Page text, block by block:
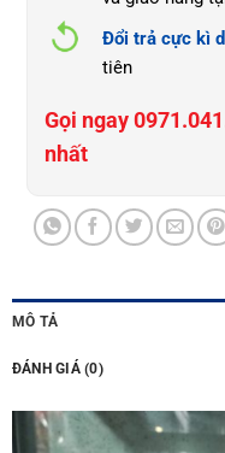
Đổi trả cực kì
tiên
Gọi ngay
nhất
MÔ TẢ
ĐÁNH GIÁ (0)